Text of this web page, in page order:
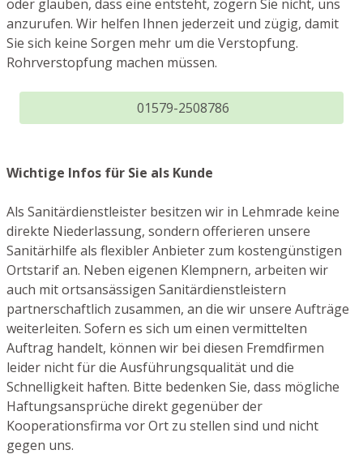
oder glauben, dass eine entsteht, zögern Sie nicht, uns
anzurufen. Wir helfen Ihnen jederzeit und zügig, damit
Sie sich keine Sorgen mehr um die Verstopfung.
Rohrverstopfung machen müssen.
01579-2508786
Wichtige Infos für Sie als Kunde
Als Sanitärdienstleister besitzen wir in Lehmrade keine
direkte Niederlassung, sondern offerieren unsere
Sanitärhilfe als flexibler Anbieter zum kostengünstigen
Ortstarif an. Neben eigenen Klempnern, arbeiten wir
auch mit ortsansässigen Sanitärdienstleistern
partnerschaftlich zusammen, an die wir unsere Aufträge
weiterleiten. Sofern es sich um einen vermittelten
Auftrag handelt, können wir bei diesen Fremdfirmen
leider nicht für die Ausführungsqualität und die
Schnelligkeit haften. Bitte bedenken Sie, dass mögliche
Haftungsansprüche direkt gegenüber der
Kooperationsfirma vor Ort zu stellen sind und nicht
gegen uns.